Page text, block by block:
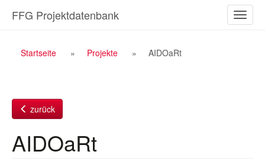
Inhalt
ein-/
FFG Projektdatenbank
Breadcrumb
Startseite Projekte AIDOaRt
zurück
AIDOaRt